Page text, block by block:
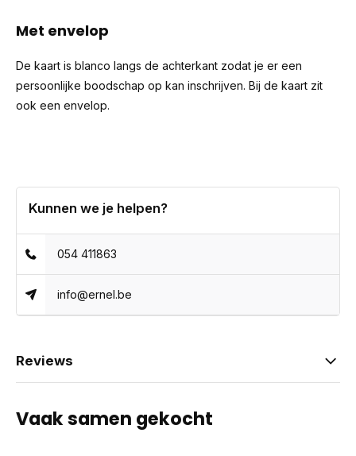
Met envelop
De kaart is blanco langs de achterkant zodat je er een
persoonlijke boodschap op kan inschrijven. Bij de kaart zit
ook een envelop.
Kunnen we je helpen?
054 411863
info@ernel.be
Reviews
Vaak samen gekocht